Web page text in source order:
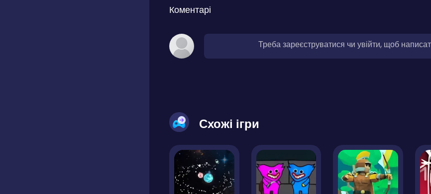
Коментарі
Треба зареєструватися чи увійти, щоб
Схожі ігри